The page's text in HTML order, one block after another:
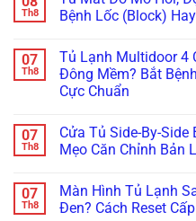
Nào
Tốt
Khắc
Phục
Không
Cần
Thay
Mới!
Đèn
Đỏ?
Xử
Lý
Kẹt
Cảm
Trong
5
Phút!
Mất
Hàng
Báo
Giá
Hợp
Đồng
Tủ
Đông,
Tủ
Nhà
Hàng
luận
ở
Sanaky,
Alaska
Bám
Tuyết
Bắt
Bệnh
Đóng
Lạnh
Trong
5
Th8
Bệnh Lốc (Block)
bình
luận
ở
Tủ
Mồ
Hôi,
Đọng
Kính:
Bắt
Đúng
07
Th8
Tủ Lạnh Multidoor 4
Đông Mềm? Bắt
Cực Chuẩn
bình
luận
ở
Multidoor
4
Cánh
07
Th8
Cửa Tủ Side-By-
Mẹo Căn Chỉnh Bản
bình
luận
ở
07
Th8
Màn Hình Tủ Lạnh
Đen? Cách Reset